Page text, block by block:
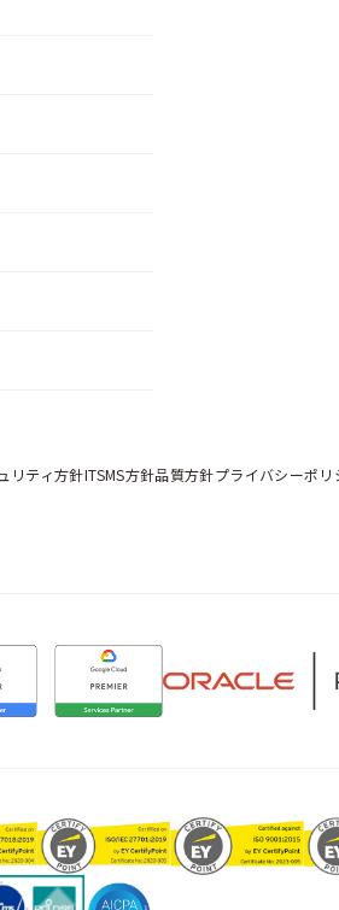
リティ方針ITSMS方針品質方針プライバシーポリ